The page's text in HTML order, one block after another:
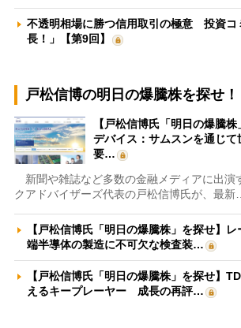
不透明相場に勝つ信用取引の極意 投資コ
長！」【第9回】
戸松信博の明日の爆騰株を探せ！
【戸松信博氏「明日の爆騰
デバイス：サムスンを通じ
要…
新聞や雑誌など多数の金融メディアに出演
クアドバイザーズ代表の戸松信博氏が、最新
【戸松信博氏「明日の爆騰株」を探せ】
端半導体の製造に不可欠な検査装…
【戸松信博氏「明日の爆騰株」を探せ】
えるキープレーヤー 成長の再評…